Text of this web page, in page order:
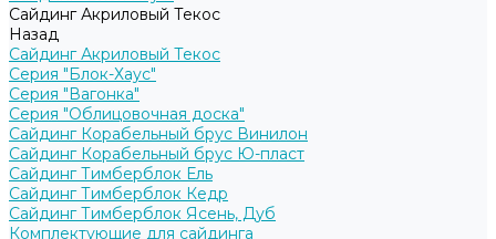
Сайдинг Акриловый Текос
Назад
Сайдинг Акриловый Текос
Серия "Блок-Хаус"
Серия "Вагонка"
Серия "Облицовочная доска"
Сайдинг Корабельный брус Винилон
Сайдинг Корабельный брус Ю-пласт
Сайдинг Тимберблок Ель
Сайдинг Тимберблок Кедр
Сайдинг Тимберблок Ясень, Дуб
Комплектующие для сайдинга